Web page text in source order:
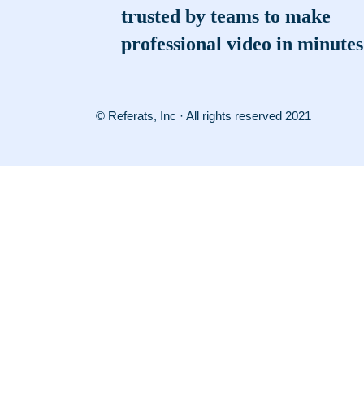
trusted by teams to make
professional video in minutes
© Referats, Inc · All rights reserved 2021